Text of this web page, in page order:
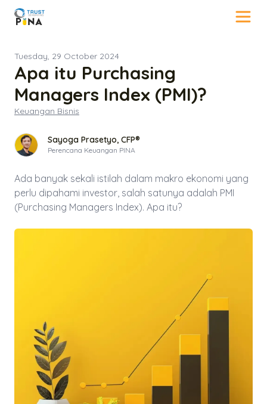
Tuesday, 29 October 2024
Apa itu Purchasing
Managers Index (PMI)?
Keuangan Bisnis
Sayoga Prasetyo, CFP®
Perencana Keuangan PINA
Ada banyak sekali istilah dalam makro ekonomi yang
perlu dipahami investor, salah satunya adalah PMI
(Purchasing Managers Index). Apa itu?